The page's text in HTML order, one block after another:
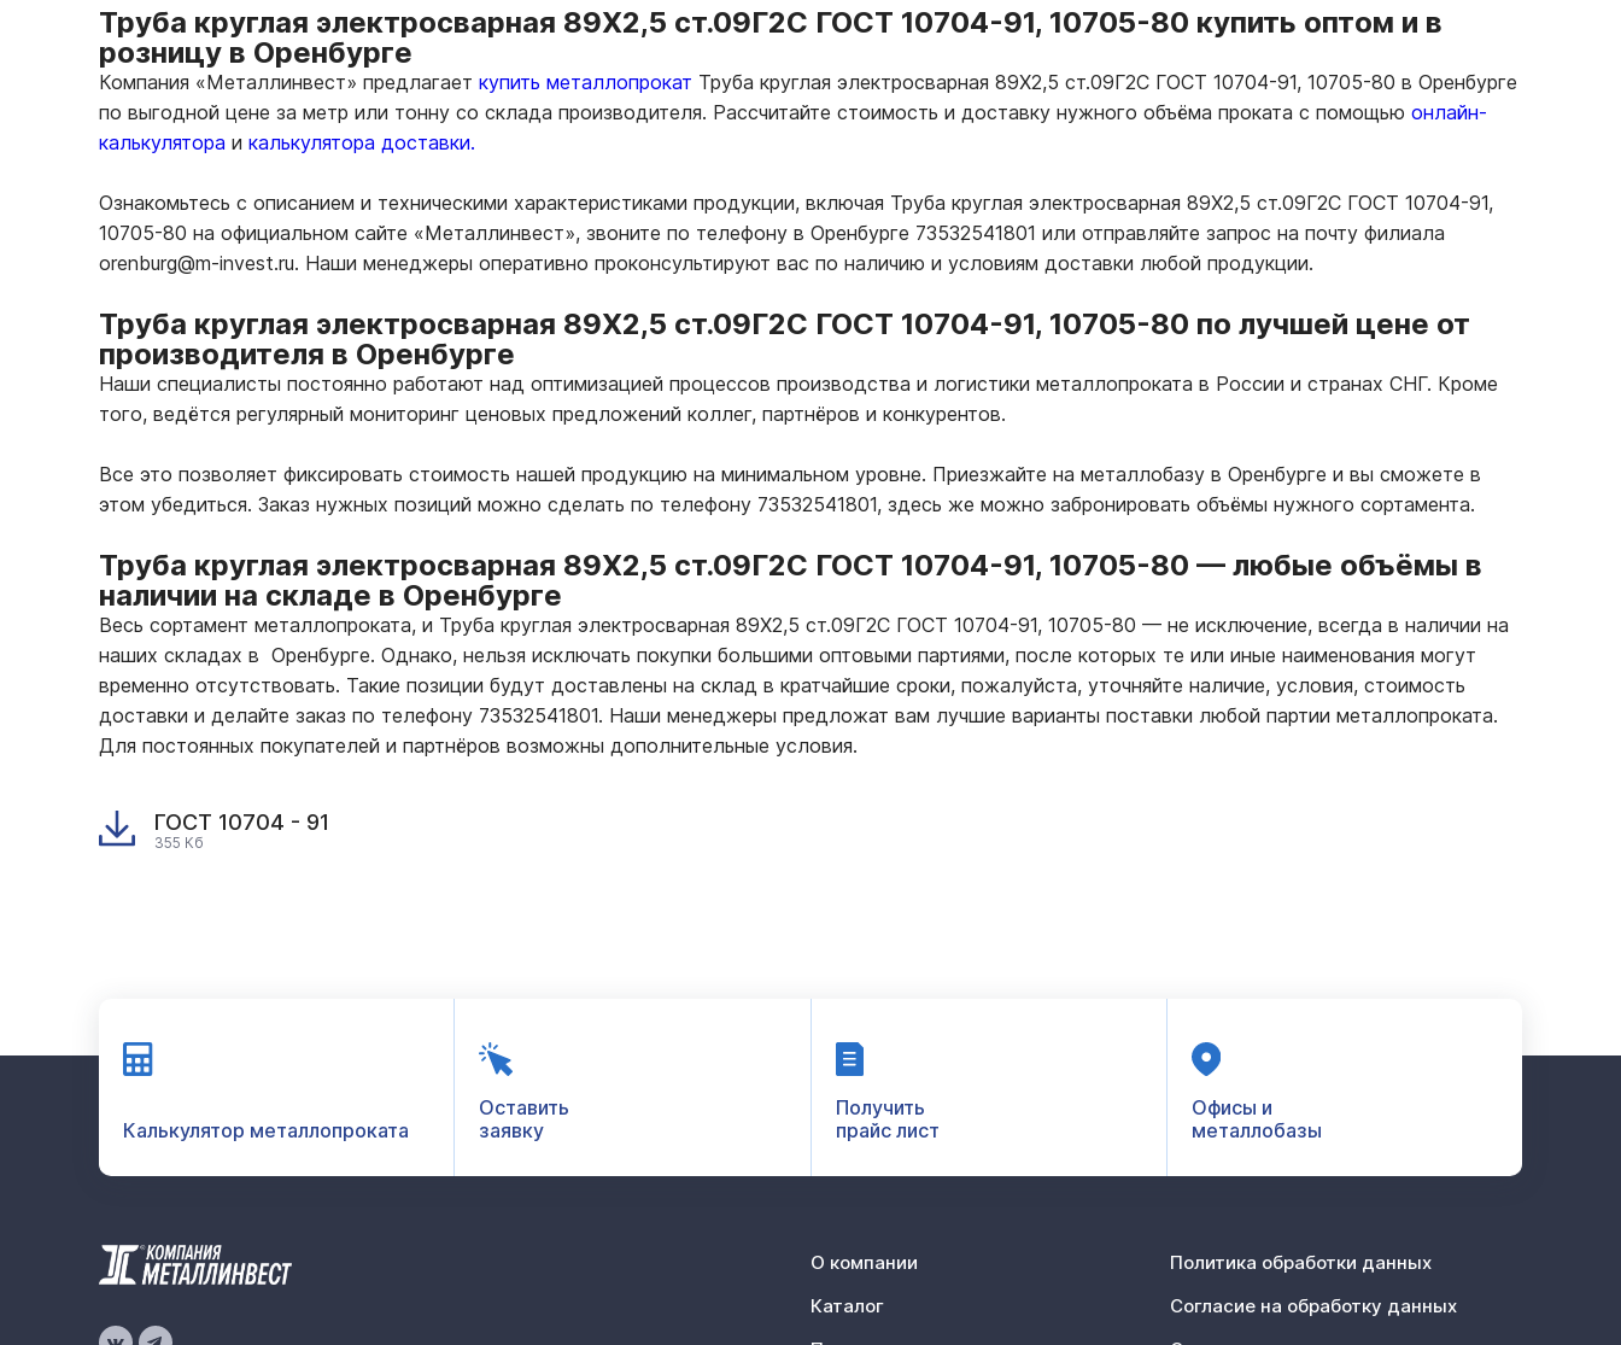
Труба круглая электросварная 89Х2,5 ст.09Г2С ГОСТ 10704-91, 10705-80 купить оптом и в
розницу в Оренбурге
Компания «Металлинвест» предлагает купить металлопрокат Труба круглая электросварная 89Х2,5 ст.09Г2С ГОСТ 10704-91, 10705-80 в Оренбурге
по выгодной цене за метр или тонну со склада производителя. Рассчитайте стоимость и доставку нужного объёма проката с помощью онлайн-
калькулятора и калькулятора доставки.
Ознакомьтесь с описанием и техническими характеристиками продукции, включая Труба круглая электросварная 89Х2,5 ст.09Г2С ГОСТ 10704-91,
10705-80 на официальном сайте «Металлинвест», звоните по телефону в Оренбурге 73532541801 или отправляйте запрос на почту филиала
orenburg@m-invest.ru. Наши менеджеры оперативно проконсультируют вас по наличию и условиям доставки любой продукции.
Труба круглая электросварная 89Х2,5 ст.09Г2С ГОСТ 10704-91, 10705-80 по лучшей цене от
производителя в Оренбурге
Наши специалисты постоянно работают над оптимизацией процессов производства и логистики металлопроката в России и странах СНГ. Кроме
того, ведётся регулярный мониторинг ценовых предложений коллег, партнёров и конкурентов.
Все это позволяет фиксировать стоимость нашей продукцию на минимальном уровне. Приезжайте на металлобазу в Оренбурге и вы сможете в
этом убедиться. Заказ нужных позиций можно сделать по телефону 73532541801, здесь же можно забронировать объёмы нужного сортамента.
Труба круглая электросварная 89Х2,5 ст.09Г2С ГОСТ 10704-91, 10705-80 — любые объёмы в
наличии на складе в Оренбурге
Весь сортамент металлопроката, и Труба круглая электросварная 89Х2,5 ст.09Г2С ГОСТ 10704-91, 10705-80 — не исключение, всегда в наличии на
наших складах в Оренбурге. Однако, нельзя исключать покупки большими оптовыми партиями, после которых те или иные наименования могут
временно отсутствовать. Такие позиции будут доставлены на склад в кратчайшие сроки, пожалуйста, уточняйте наличие, условия, стоимость
доставки и делайте заказ по телефону 73532541801. Наши менеджеры предложат вам лучшие варианты поставки любой партии металлопроката.
Для постоянных покупателей и партнёров возможны дополнительные условия.
ГОСТ 10704 - 91
355 Кб
Калькулятор металлопроката
Оставить
заявку
Получить
прайс лист
Офисы и
металлобазы
О компании
Каталог
Политика обработки данных
Согласие на обработку данных